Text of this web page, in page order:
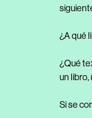
¿A qué
¿Qué
un
Si se